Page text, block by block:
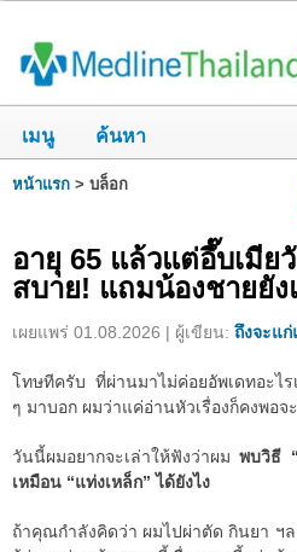
เมนู ค้นหา
หน้าแรก > บล็อก
อายุ 65 แล้วแต่อึ๊บเมีย
สบาย! แถมน้องชายยั
เผยแพร่ 01.08.2026 | ผู้เขียน: ถึงจะแก่
โทษทีครับ ที่ผ่านมาไม่ค่อยอัพเดทอะไร
ๆ มาบอก ผมว่าแค่อ่านหัวเรื่องก็คงพอจ
วันนี้ผมอยากจะเล่าให้ฟังว่าผมพบวิธี
เหมือน “แท่งเหล็ก” ได้ยังไง
ถ้าคุณกำลังคิดว่า ผมไปผ่าตัด กินยา ฯ